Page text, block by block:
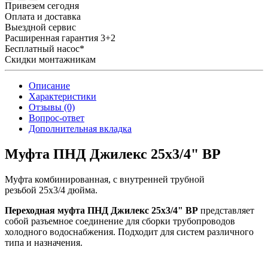
Привезем сегодня
Оплата и доставка
Выездной сервис
Расширенная гарантия 3+2
Бесплатный насос*
Скидки монтажникам
Описание
Характеристики
Отзывы (0)
Вопрос-ответ
Дополнительная вкладка
Муфта ПНД Джилекс 25x3/4" ВР
Муфта комбинированная, с внутренней трубной
резьбой 25x3/4 дюйма.
Переходная муфта ПНД Джилекс 25x3/4" ВР представляет
собой разъемное соединение для сборки трубопроводов
холодного водоснабжения. Подходит для систем различного
типа и назначения.